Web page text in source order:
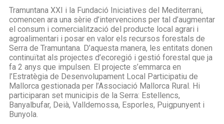
Tramuntana XXI i la Fundació Iniciatives del Mediterrani,
comencen ara una sèrie d’intervencions per tal d’augmentar
el consum i comercialització del producte local agrari i
agroalimentari i posar en valor els recursos forestals de
Serra de Tramuntana. D’aquesta manera, les entitats donen
continuïtat als projectes d’ecoregió i gestió forestal que ja
fa 2 anys que impulsen. El projecte s’emmarca en
l’Estratègia de Desenvolupament Local Participatiu de
Mallorca gestionada per l’Associació Mallorca Rural. Hi
participaran set municipis de la Serra: Estellencs,
Banyalbufar, Deià, Valldemossa, Esporles, Puigpunyent i
Bunyola.